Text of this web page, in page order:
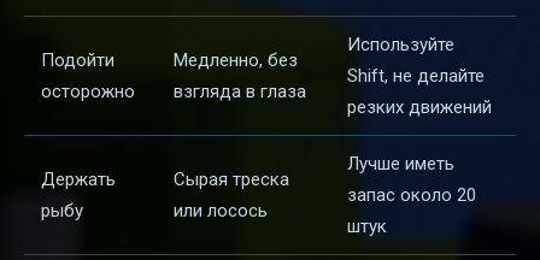
Подойти
осторожно
Медленно, без
взгляда в глаза
Используйте
Shift, не делайте
резких движений
Держать
рыбу
Сырая треска
или лосось
Лучше иметь
запас около 20
штук